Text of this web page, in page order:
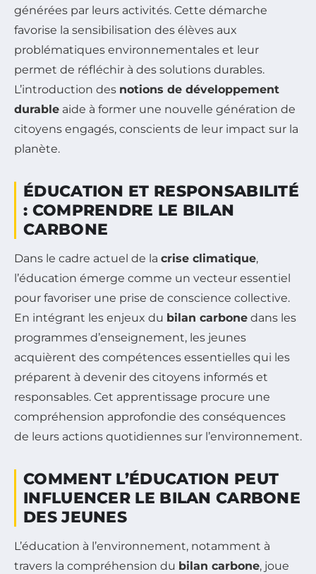
générées par leurs activités. Cette démarche
favorise la sensibilisation des élèves aux
problématiques environnementales et leur
permet de réfléchir à des solutions durables.
L’introduction des notions de développement
durable aide à former une nouvelle génération de
citoyens engagés, conscients de leur impact sur la
planète.
ÉDUCATION ET RESPONSABILITÉ
: COMPRENDRE LE BILAN
CARBONE
Dans le cadre actuel de la crise climatique,
l’éducation émerge comme un vecteur essentiel
pour favoriser une prise de conscience collective.
En intégrant les enjeux du bilan carbone dans les
programmes d’enseignement, les jeunes
acquièrent des compétences essentielles qui les
préparent à devenir des citoyens informés et
responsables. Cet apprentissage procure une
compréhension approfondie des conséquences
de leurs actions quotidiennes sur l’environnement.
COMMENT L’ÉDUCATION PEUT
INFLUENCER LE BILAN CARBONE
DES JEUNES
L’éducation à l’environnement, notamment à
travers la compréhension du bilan carbone, joue